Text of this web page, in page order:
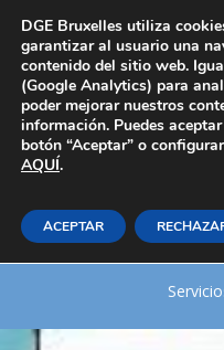
Programación
aplicadas a la
DGE Bruxelles utiliza
garantizar al usuario una
contenido del sitio web.
(Google Analytics) para
poder mejorar nuestros
información. Puedes
botón “Aceptar” o
AQUÍ.
ACEPTAR